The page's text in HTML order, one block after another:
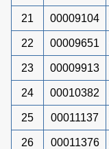
21 00009104
22 00009651
23 00009913
24 00010382
25 00011137
26 00011376